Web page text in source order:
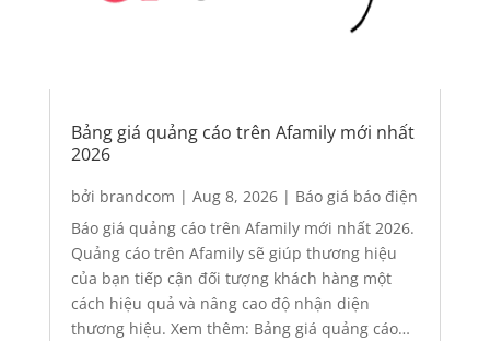
Bảng giá quảng cáo trên Afamily mới nhất
2026
bởi brandcom | Aug 8, 2026| Báo giá báo điện
tử,Báo giá quảng cáo,Quảng cáo ,Quảng cáo
báo điện tử,Tin tức
Báo giá quảng cáo trên Afamily mới nhất 2026.
Quảng cáo trên Afamily sẽ giúp thương hiệu
của bạn tiếp cận đối tượng khách hàng một
cách hiệu quả và nâng cao độ nhận diện
thương hiệu. Xem thêm: Bảng giá quảng cáo